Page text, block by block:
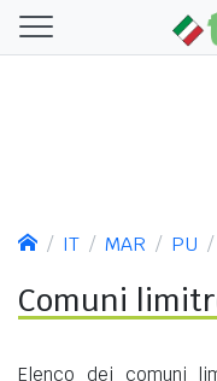
IT MAR PU
Comuni
Elenco dei comuni